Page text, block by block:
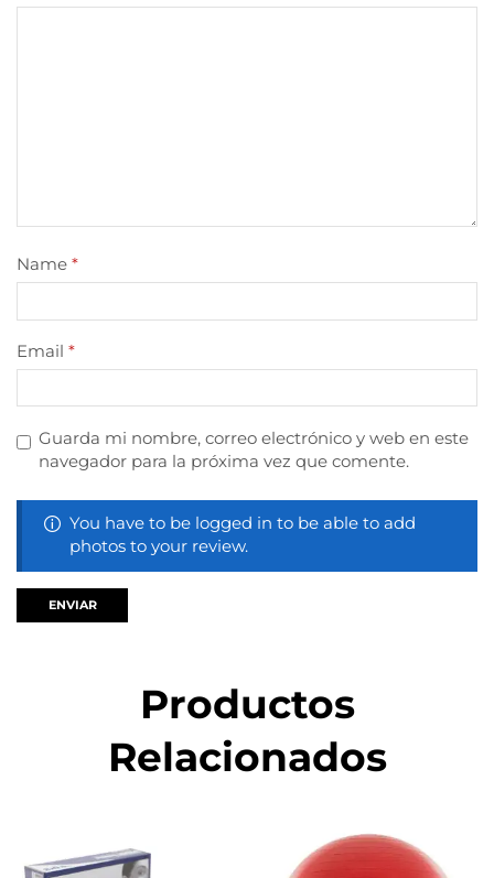
Name *
Email *
Guarda mi nombre, correo electrónico y web en este
navegador para la próxima vez que comente.
You have to be logged in to be able to add
photos to your review.
Productos
Relacionados